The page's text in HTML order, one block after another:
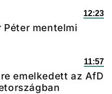
12:23
mentelmi
11:57
emelkedett az AfD